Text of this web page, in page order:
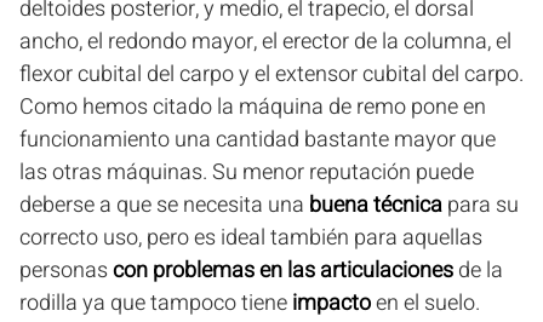
deltoides posterior, y medio, el trapecio, el dorsal
ancho, el redondo mayor, el erector de la columna, el
flexor cubital del carpo y el extensor cubital del carpo.
Como hemos citado la máquina de remo pone en
funcionamiento una cantidad bastante mayor que
las otras máquinas. Su menor reputación puede
deberse a que se necesita una buena técnicapara su
correcto uso, pero es ideal también para aquellas
personascon problemas en las articulacionesde la
rodilla ya que tampoco tieneimpactoen el suelo.